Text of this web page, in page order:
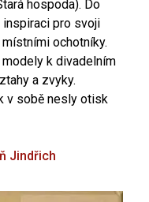
hospoda). Do
pro svoji
ochotníky.
k divadelním
a zvyky.
v sobě nesly otisk
Jindřich